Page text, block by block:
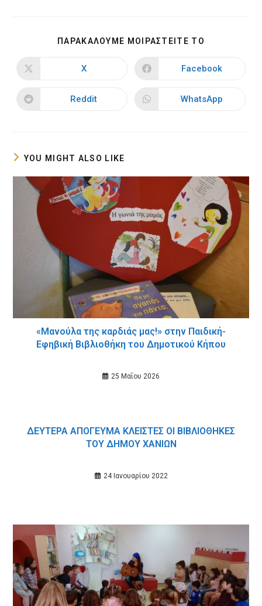
ΠΑΡΑΚΑΛΟΥΜΕ ΜΟΙΡΑΣΤΕΙΤΕ ΤΟ
CONTENT
Opens
new
window
X
Opens
new
window
Facebook
Opens
Reddit
Opens
WhatsApp
YOU MIGHT ALSO LIKE
«Μανούλα της καρδιάς μας!» στην Παιδική-
Εφηβική Βιβλιοθήκη του Δημοτικού Κήπου
25 Μαΐου 2026
ΔΕΥΤΕΡΑ ΑΠΟΓΕΥΜΑ ΚΛΕΙΣΤΕΣ ΟΙ ΒΙΒΛΙΟΘΗΚΕΣ
ΤΟΥ ΔΗΜΟΥ ΧΑΝΙΩΝ
24 Ιανουαρίου 2022